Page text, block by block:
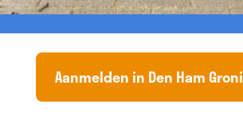
Aanmelden in Den Ham